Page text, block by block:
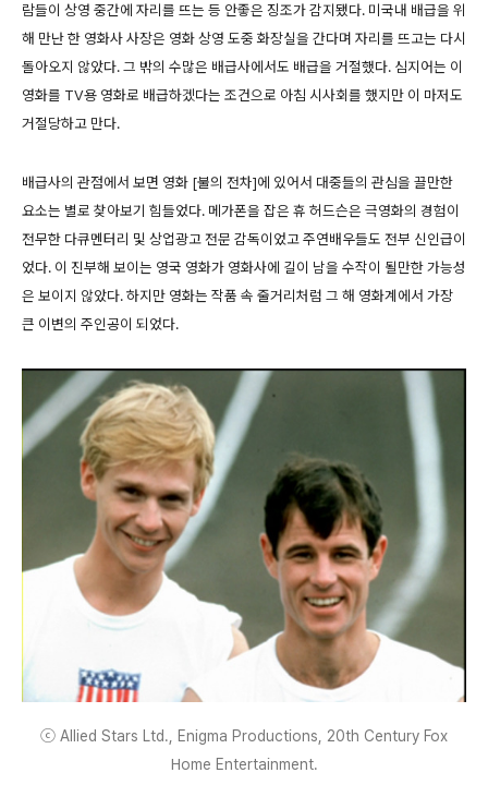
람들이 상영 중간에 자리를 뜨는 등 안좋은 징조가 감지됐다. 미국내 배급을 위
해 만난 한 영화사 사장은 영화 상영 도중 화장실을 간다며 자리를 뜨고는 다시
돌아오지 않았다. 그 밖의 수많은 배급사에서도 배급을 거절했다. 심지어는 이
영화를 TV용 영화로 배급하겠다는 조건으로 아침 시사회를 했지만 이 마저도
거절당하고 만다.
배급사의 관점에서 보면 영화 [불의 전차]에 있어서 대중들의 관심을 끌만한
요소는 별로 찾아보기 힘들었다. 메가폰을 잡은 휴 허드슨은 극영화의 경험이
전무한 다큐멘터리 및 상업광고 전문 감독이었고 주연배우들도 전부 신인급이
었다. 이 진부해 보이는 영국 영화가 영화사에 길이 남을 수작이 될만한 가능성
은 보이지 않았다. 하지만 영화는 작품 속 줄거리처럼 그 해 영화계에서 가장
큰 이변의 주인공이 되었다.
ⓒ Allied Stars Ltd., Enigma Productions, 20th Century Fox
Home Entertainment.